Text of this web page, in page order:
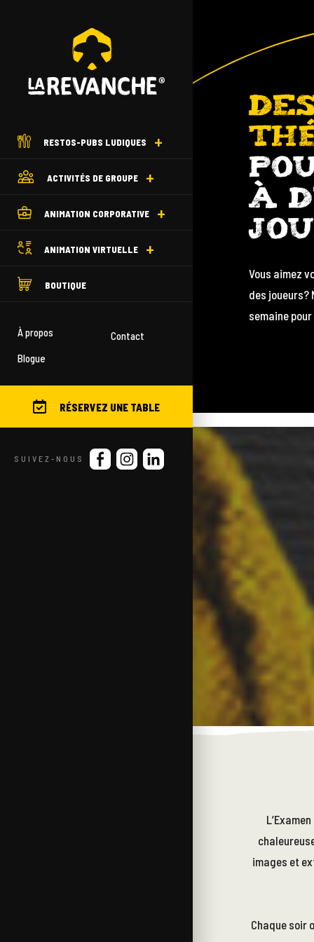
RESTOS-PUBS LUDIQUES
ACTIVITÉS DE GROUPE
ANIMATION CORPORATIVE
ANIMATION VIRTUELLE
BOUTIQUE
À propos
Blogue
Contact
RÉSERVEZ UNE TABLE
SUIVEZ-NOUS
À
Vous aimez
des
semaine
images et
Chaque soir